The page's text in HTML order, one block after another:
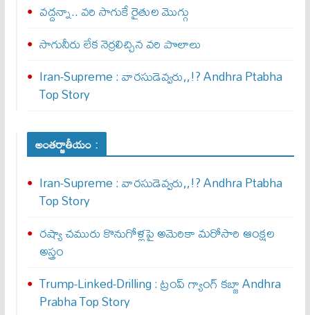
వద్దన్నా.. వరి సాగుకే రైతుల మొగ్గు
సాగునీరు లేక నెర్రలిచ్చిన వరి పొలాలు
Iran-Supreme : వార‌సుడెవ్వ‌రు,,!? Andhra Ptabha
Top Story
అంతర్జాతీయం :
Iran-Supreme : వార‌సుడెవ్వ‌రు,,!? Andhra Ptabha
Top Story
రష్యా చమురు కొనుగోళ్లపై అమెరికా మరోసారి ఆంక్షల
అస్త్రం
Trump-Linked-Drilling : ట్రంప్ గ్యాంగ్ క‌బ్జా Andhra
Prabha Top Story